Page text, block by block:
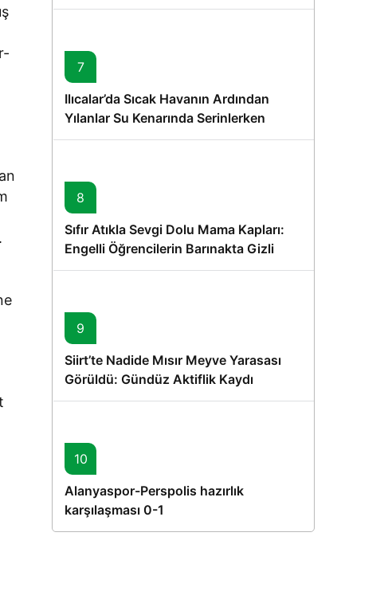
7
Ilıcalar’da Sıcak Havanın Ardından
Yılanlar Su Kenarında Serinlerken
Görüntülendi
8
Sıfır Atıkla Sevgi Dolu Mama Kapları:
Engelli Öğrencilerin Barınakta Gizli
Dostları İçin Gönüllü Proje
9
Siirt’te Nadide Mısır Meyve Yarasası
Görüldü: Gündüz Aktiflik Kaydı
10
Alanyaspor-Perspolis hazırlık
karşılaşması 0-1